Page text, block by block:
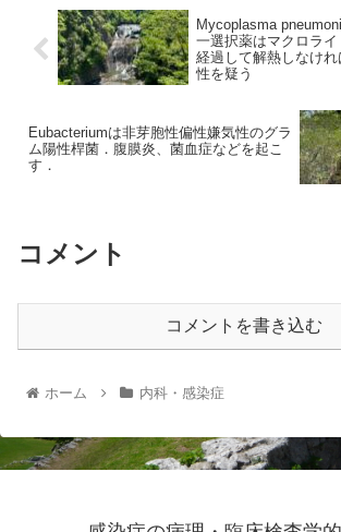
Mycoplasma
一選択薬はマクロラ
経過して解熱しなけ
性を疑う
Eubacteriumは非芽胞性偏性嫌気性のグラ
ム陽性桿菌．腹膜炎、菌血症などを起こ
す．
コメント
コメントを書き込む
ホーム 内科・感染症